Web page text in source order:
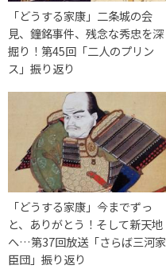
「どうする家康」二条城の会
見、鐘銘事件、残念な秀忠を深
掘り！第45回「二人のプリン
ス」振り返り
「どうする家康」今までずっ
と、ありがとう！そして新天地
へ…第37回放送「さらば三河家
臣団」振り返り